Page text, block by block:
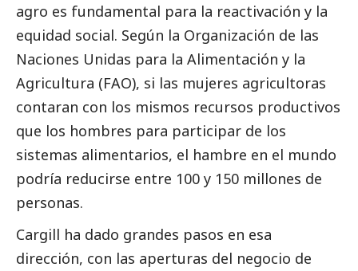
agro es fundamental para la reactivación y la
equidad social. Según la Organización de las
Naciones Unidas para la Alimentación y la
Agricultura (FAO), si las mujeres agricultoras
contaran con los mismos recursos productivos
que los hombres para participar de los
sistemas alimentarios, el hambre en el mundo
podría reducirse entre 100 y 150 millones de
personas.
Cargill ha dado grandes pasos en esa
dirección, con las aperturas del negocio de